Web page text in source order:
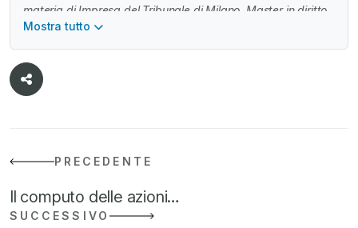
materia di Impresa del Tribunale di Milano. Master in diritto
societario presso la Scuola di Formazione IPSOA e
societario presso l'Università degli Studi di Milano. Si
occupa prevalentemente di diritto commerciale e societario.
Mostra tutto
PRECEDENTE
Il computo delle azioni…
SUCCESSIVO